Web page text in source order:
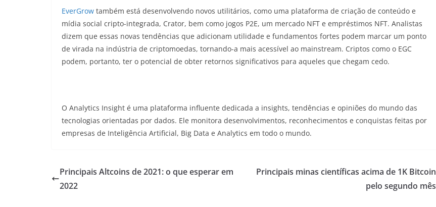
EverGrow também está desenvolvendo novos utilitários, como uma plataforma de criação de conteúdo e
mídia social cripto-integrada, Crator, bem como jogos P2E, um mercado NFT e empréstimos NFT. Analistas
dizem que essas novas tendências que adicionam utilidade e fundamentos fortes podem marcar um ponto
de virada na indústria de criptomoedas, tornando-a mais acessível ao mainstream. Criptos como o EGC
podem, portanto, ter o potencial de obter retornos significativos para aqueles que chegam cedo.
O Analytics Insight é uma plataforma influente dedicada a insights, tendências e opiniões do mundo das
tecnologias orientadas por dados. Ele monitora desenvolvimentos, reconhecimentos e conquistas feitas por
empresas de Inteligência Artificial, Big Data e Analytics em todo o mundo.
Principais Altcoins de 2021: o que esperar em
2022
Principais minas científicas acima de 1K Bitcoin
pelo segundo mês